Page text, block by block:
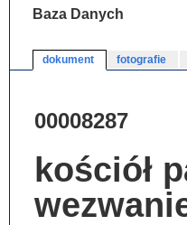
Baza Danych
dokument fotografie
00008287
kościół